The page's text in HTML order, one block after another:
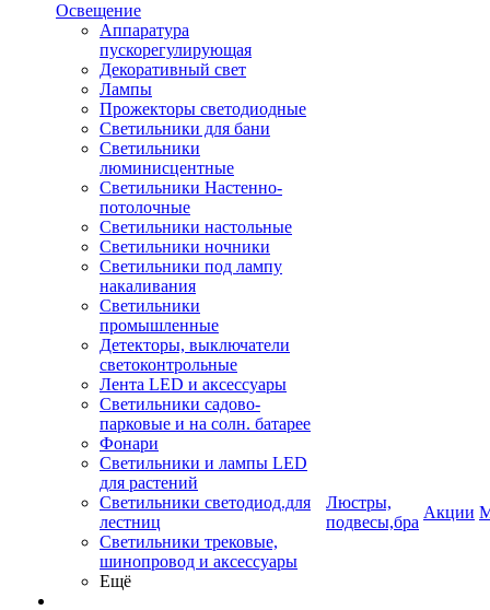
Освещение
Аппаратура
пускорегулирующая
Декоративный свет
Лампы
Прожекторы светодиодные
Светильники для бани
Светильники
люминисцентные
Светильники Настенно-
потолочные
Светильники настольные
Светильники ночники
Светильники под лампу
накаливания
Светильники
промышленные
Детекторы, выключатели
светоконтрольные
Лента LED и аксессуары
Светильники садово-
парковые и на солн. батарее
Фонари
Светильники и лампы LED
для растений
Светильники светодиод.для
лестниц
Светильники трековые,
шинопровод и аксессуары
Ещё
Люстры,
подвесы,бра
Акции